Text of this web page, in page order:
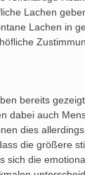
Lachen
Lachen in
bereits
dabei auch
dies
die größere
sich die